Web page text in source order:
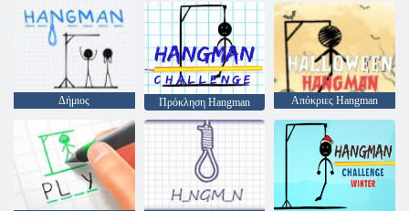
Δήμιος Πρόκληση Hangman Απόκριες Hangman